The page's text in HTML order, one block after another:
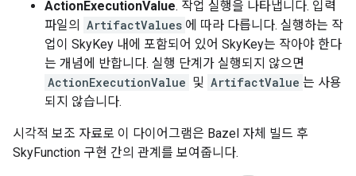
ActionExecutionValue. 작업 실행을 나타냅니다. 입력
파일의
ArtifactValues 에 따라 다릅니다. 실행하는 작
업이 SkyKey 내에 포함되어 있어 SkyKey는 작아야 한다
는 개념에 반합니다. 실행 단계가 실행되지 않으면
ActionExecutionValue 및 ArtifactValue 는 사용
되지 않습니다.
시각적 보조 자료로 이 다이어그램은 Bazel 자체 빌드 후
SkyFunction 구현 간의 관계를 보여줍니다.